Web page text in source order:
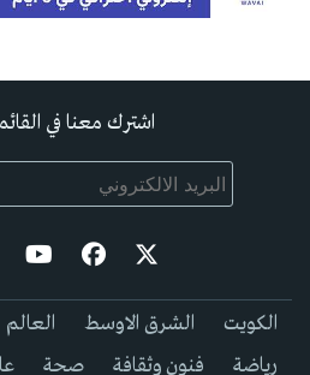
اشترك معنا في
الكويت الشرق الاوسط العالم
رياضة
فنون وثقافة صحة